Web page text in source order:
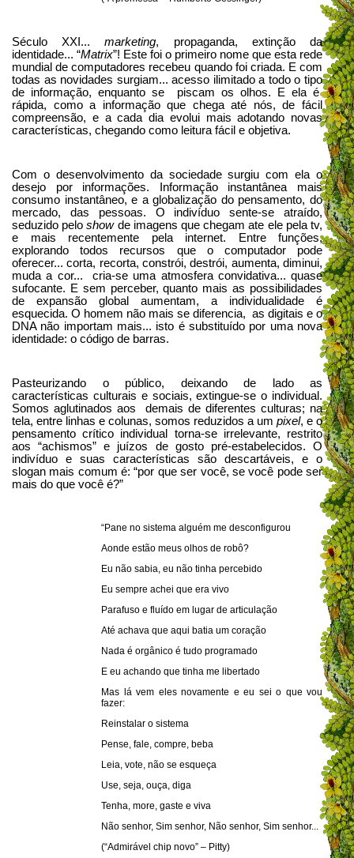
Século XXI...marketing, propaganda, extinção da
identidade... “Matrix”! Este foi o primeiro nome que esta rede
mundial de computadores recebeu quando foi criada. E com
todas as novidades surgiam... acesso ilimitado a todo o tipo
de informação, enquanto se piscam os olhos. E ela é
rápida, como a informação que chega até nós, de fácil
compreensão, e a cada dia evolui mais adotando novas
características, chegando como leitura fácil e objetiva.
Com o desenvolvimento da sociedade surgiu com ela o
desejo por informações. Informação instantânea mais
consumo instantâneo, e a globalização do pensamento, do
mercado, das pessoas. O indivíduo sente-se atraído,
seduzido peloshowde imagens que chegam ate ele pela tv,
e mais recentemente pela internet. Entre funções,
explorando todos recursos que o computador pode
oferecer... corta, recorta, constrói, destrói, aumenta, diminui,
muda a cor... cria-se uma atmosfera convidativa... quase
sufocante. E sem perceber, quanto mais as possibilidades
de expansão global aumentam, a individualidade é
esquecida. O homem não mais se diferencia, as digitais e o
DNA não importam mais... isto é substituído por uma nova
identidade: o código de barras.
Pasteurizando o público, deixando de lado as
características culturais e sociais, extingue-se o individual.
Somos aglutinados aos demais de diferentes culturas; na
tela, entre linhas e colunas, somos reduzidos a um pixel, e o
pensamento crítico individual torna-se irrelevante, restrito
aos “achismos” e juízos de gosto pré-estabelecidos. O
indivíduo e suas características são descartáveis, e o
slogan mais comum é: “por que ser você, se você pode ser
mais do que você é?”
“Pane no sistema alguém me desconfigurou
Aonde estão meus olhos de robô?
Eu não sabia, eu não tinha percebido
Eu sempre achei que era vivo
Parafuso e fluído em lugar de articulação
Até achava que aqui batia um coração
Nada é orgânico é tudo programado
E eu achando que tinha me libertado
Mas lá vem eles novamente e eu sei o que vou
fazer:
Reinstalar o sistema
Pense, fale, compre, beba
Leia, vote, não se esqueça
Use, seja, ouça, diga
Tenha, more, gaste e viva
Não senhor, Sim senhor, Não senhor, Sim senhor...
(“Admirável chip novo” – Pitty)